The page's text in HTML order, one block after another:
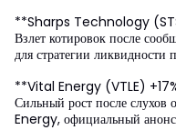
**Sharps Technology
Взлет котировок после
для стратегии
**Vital Energy (VTLE)
Сильный рост после
Energy, официальный анонс